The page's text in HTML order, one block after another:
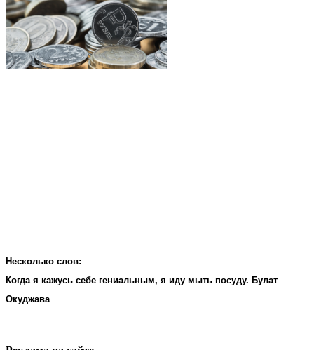
Несколько слов:
Когда я кажусь себе гениальным, я иду мыть посуду. Булат
Окуджава